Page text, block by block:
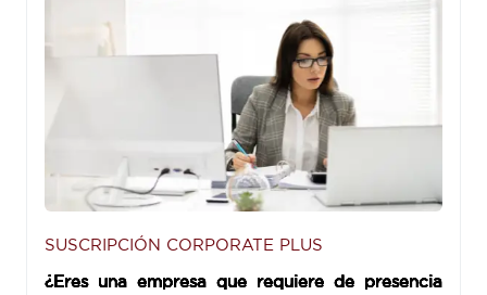
SUSCRIPCIÓN CORPORATE PLUS
¿Eres una empresa que requiere de presencia